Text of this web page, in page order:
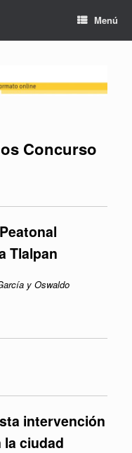
Menú
Concurso
Tlalpan
y Oswaldo
intervención
la ciudad